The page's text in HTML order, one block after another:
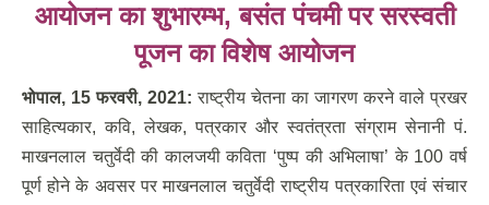
आयोजन का शुभारम्भ, बसंत पंचमी पर सरस्वती
पूजन का विशेष आयोजन
भोपाल, 15 फरवरी, 2021: राष्ट्रीय चेतना का जागरण करने वाले प्रखर
साहित्यकार, कवि, लेखक, पत्रकार और स्वतंत्रता संग्राम सेनानी पं.
माखनलाल चतुर्वेदी की कालजयी कविता ‘पुष्प की अभिलाषा’ के 100 वर्ष
पूर्ण होने के अवसर पर माखनलाल चतुर्वेदी राष्ट्रीय पत्रकारिता एवं संचार